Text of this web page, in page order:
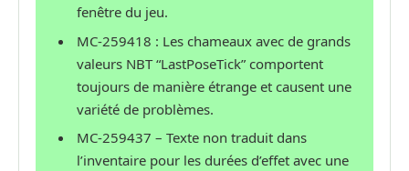
fenêtre du jeu.
MC-259418 : Les chameaux avec de grands
valeurs NBT “LastPoseTick” comportent
toujours de manière étrange et causent une
variété de problèmes.
MC-259437 – Texte non traduit dans
l’inventaire pour les durées d’effet avec une